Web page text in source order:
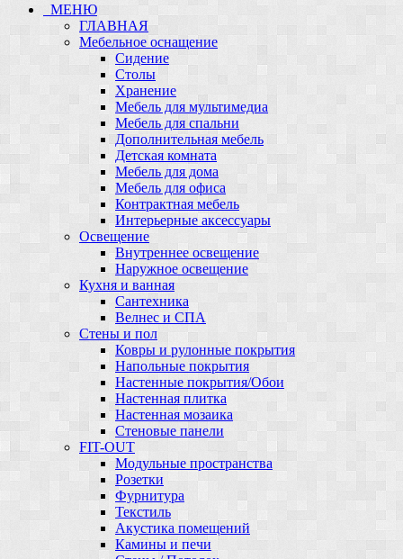
МЕНЮ
ГЛАВНАЯ
Мебельное оснащение
Сидение
Столы
Хранение
Мебель для мультимедиа
Мебель для спальни
Дополнительная мебель
Детская комната
Мебель для дома
Мебель для офиса
Контрактная мебель
Интерьерные аксессуары
Освещение
Внутреннее освещение
Наружное освещение
Кухня и ванная
Сантехника
Велнес и СПА
Стены и пол
Ковры и рулонные покрытия
Напольные покрытия
Настенные покрытия/Обои
Настенная плитка
Настенная мозаика
Стеновые панели
FIT-OUT
Модульные пространства
Розетки
Фурнитура
Текстиль
Акустика помещений
Камины и печи